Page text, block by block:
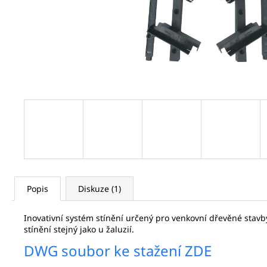
Popis Diskuze (1)
Inovativní systém stínění určený pro venkovní dřevěné
stínění stejný jako u žaluzií.
DWG soubor ke stažení ZDE
SET PRO DŘEVĚNÉ ŽALUZIE EXTERIER -
VÝŠKA 48 CM X ŠÍŘKA 120 CM -ČERNÁ